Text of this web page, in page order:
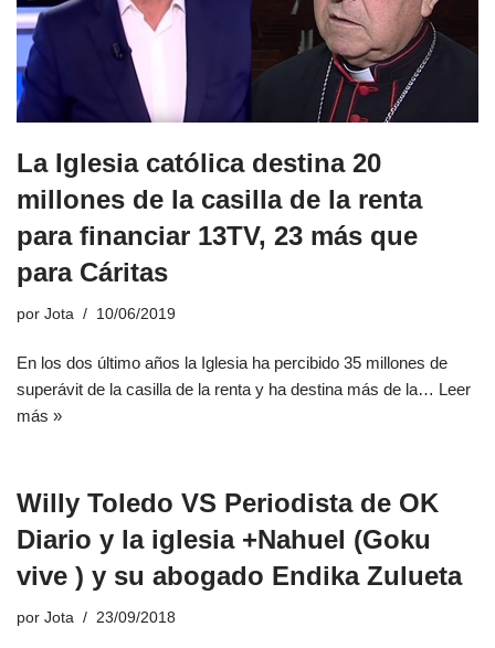
La Iglesia católica destina 20
millones de la casilla de la renta
para financiar 13TV, 23 más que
para Cáritas
por Jota 10/06/2019
En los dos último años la Iglesia ha percibido 35 millones de
superávit de la casilla de la renta y ha destina más de la… Leer
más »
Willy Toledo VS Periodista de OK
Diario y la iglesia +Nahuel (Goku
vive ) y su abogado Endika Zulueta
por Jota 23/09/2018